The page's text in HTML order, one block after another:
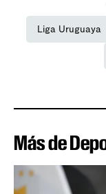
Liga Uruguaya
Más de